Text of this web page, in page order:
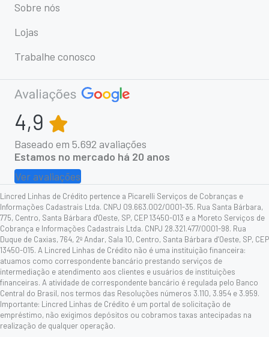
Sobre nós
Lojas
Trabalhe conosco
4,9
Baseado em 5.692 avaliações
Estamos no mercado há 20 anos
Ver avaliações
Lincred Linhas de Crédito pertence a Picarelli Serviços de Cobranças e
Informações Cadastrais Ltda. CNPJ 09.663.002/0001-35. Rua Santa Bárbara,
775, Centro, Santa Bárbara d'Oeste, SP, CEP 13450-013 e a Moreto Serviços de
Cobrança e Informações Cadastrais Ltda. CNPJ 28.321.477/0001-98. Rua
Duque de Caxias, 764, 2º Andar, Sala 10, Centro, Santa Bárbara d’Oeste, SP, CEP
13450-015. A Lincred Linhas de Crédito não é uma instituição financeira:
atuamos como correspondente bancário prestando serviços de
intermediação e atendimento aos clientes e usuários de instituições
financeiras. A atividade de correspondente bancário é regulada pelo Banco
Central do Brasil, nos termos das Resoluções números 3.110, 3.954 e 3.959.
Importante: Lincred Linhas de Crédito é um portal de solicitação de
empréstimo, não exigimos depósitos ou cobramos taxas antecipadas na
realização de qualquer operação.